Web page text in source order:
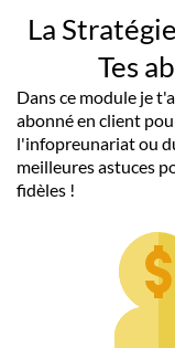
La
Tes
Dans ce module je
abonné en client
l'infopreunariat ou
meilleures astuces
fidèles !